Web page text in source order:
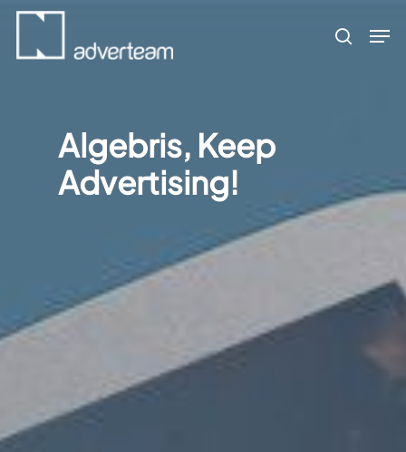
Skip
main
search
Algebris, Keep
Advertising!